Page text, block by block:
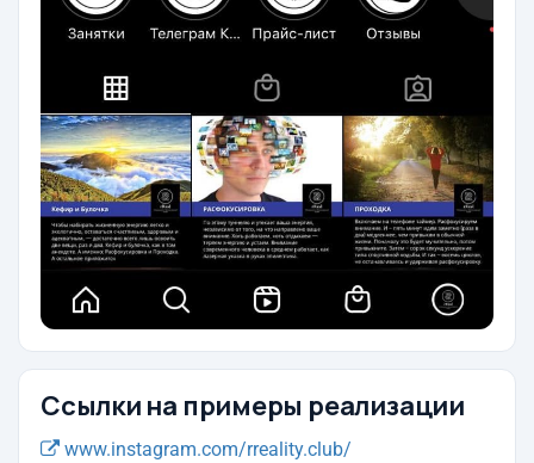
Ссылки на примеры реализации
www.instagram.com/rreality.club/